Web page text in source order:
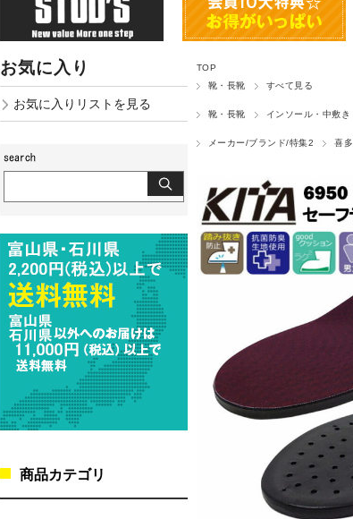
TOP
靴・長靴
すべて見る
靴・長靴 インソール・中敷き
メーカー/ブランド/特集2 喜多
お気に入り
お気に入りリストを見る
商品カテゴリ